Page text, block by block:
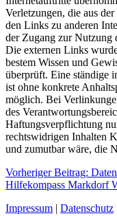
Verletzungen, die aus
den Links zu anderen
der Zugang zur Nutzung
Die externen Links
bestem Wissen und
überprüft. Eine ständige
ist ohne konkrete
möglich. Bei
des
Haftungsverpflichtung
rechtswidrigen Inhalten
und zumutbar wäre, die
Vorheriger Beitrag:
Hilfekompass Markdorf
Impressum | Datenschutz